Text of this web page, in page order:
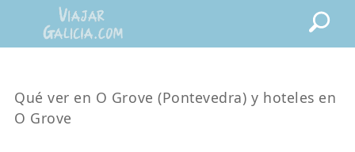
Qué ver en O Grove (Pontevedra) y hoteles en
O Grove